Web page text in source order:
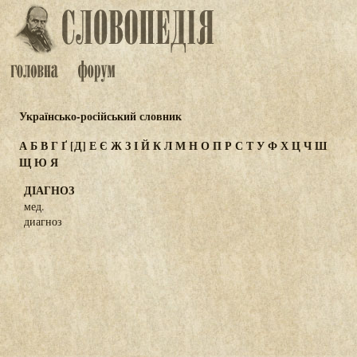
Українсько-російський словник
АБВГҐ[Д] ЕЄ ЖЗІЙКЛМНОПР С ТУФХЦЧШ
ЩЮ Я
ДІАГНОЗ
мед.
диагноз